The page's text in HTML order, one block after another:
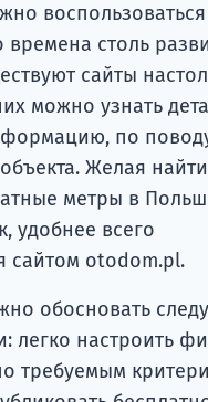
воспользоваться
времена столь
сайты
можно узнать
по
Желая найти
метры в
удобнее всего
сайтом otodom.pl.
обосновать
легко настроить
требуемым